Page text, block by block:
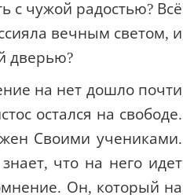
с чужой радостью? Всё
вечным светом, и
дверью?
на нет дошло почти
остался на свободе.
Своими учениками.
что на него идет
Он, который на